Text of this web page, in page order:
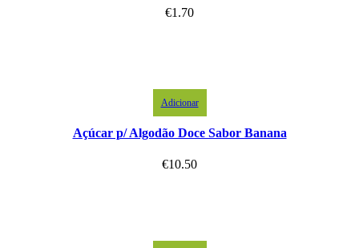
€1.70
Adicionar
Açúcar p/ Algodão Doce Sabor Banana
€10.50